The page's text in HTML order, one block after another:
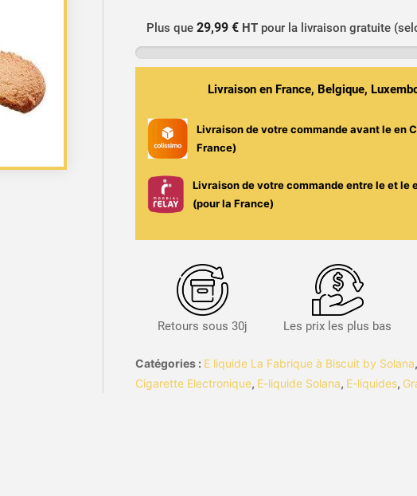
Biscuit
Caramel
Fabrique
Biscuit
Solana
Plus que29,99 € HT pour la livraison gratuite
Livraison en France, Belgique,
Livraison de votre commande avant leen
France)
Livraison de votre commande entre leet le
(pour la France)
Retours sous 30j Les prix les plus bas
Catégories : E liquide La Fabrique à Biscuit by Solana,
Cigarette Electronique, E-liquide Solana, E-liquides,